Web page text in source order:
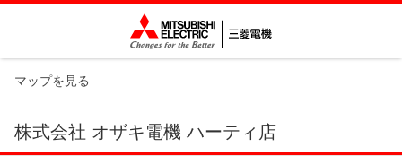
マップを見る
株式会社 オザキ電機 ハーティ店